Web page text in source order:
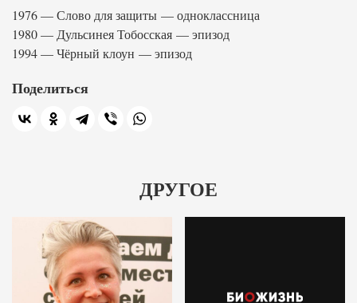
1976 — Слово для защиты — одноклассница
1980 — Дульсинея Тобосская — эпизод
1994 — Чёрный клоун — эпизод
Поделиться
ДРУГОЕ